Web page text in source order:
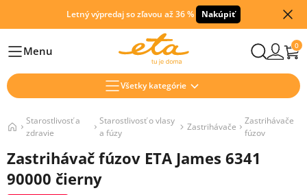
Letný výpredaj so zľavou až 36 % Nakúpiť
HlavníMenu 0
Všetky kategórie
Starostlivosť a
zdravie
Starostlivosť o vlasy
a fúzy
Zastrihávače
Zastrihávače
fúzov
Zastrihávač fúzov ETA James 6341
90000 čierny